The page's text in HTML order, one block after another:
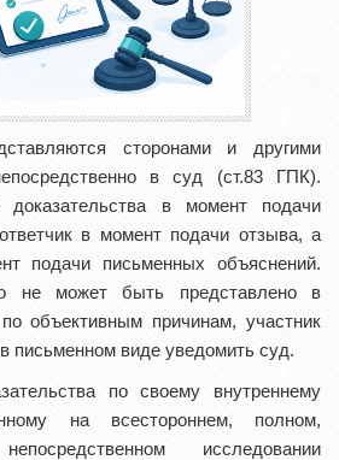
сторонами и другими
в суд (ст.83 ГПК).
доказательства в момент подачи
в момент подачи отзыва, а
подачи письменных объяснений.
не может быть представлено в
объективным причинам, участник
письменном виде уведомить суд.
по своему внутреннему
на всестороннем, полном,
исследовании